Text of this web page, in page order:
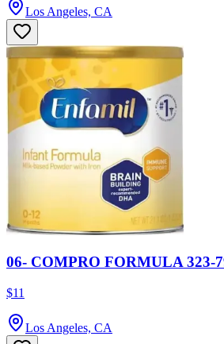
Los Angeles, CA
06- COMPRO FORMULA 323-
$11
Los Angeles, CA